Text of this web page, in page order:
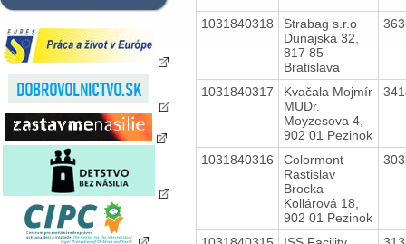
1031840318
Strabag s.r.o
Dunajská 32,
817 85
Bratislava
1031840317
Kvačala Mojmír
MUDr.
Moyzesova 4,
902 01 Pezinok
1031840316
Colormont
Rastislav
Brocka
Kollárová 18,
902 01 Pezinok